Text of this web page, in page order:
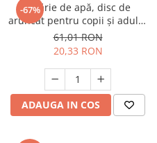
-67%
Jucărie de apă, disc de
aruncat pentru copii și adulți,
jocuri de plajă și distracție în
aer liber
61,01 RON
20,33 RON
ADAUGA IN COS